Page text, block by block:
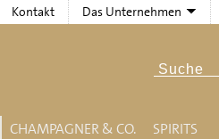
Kontakt Das Unternehmen
CHAMPAGNER & CO. SPIRITS